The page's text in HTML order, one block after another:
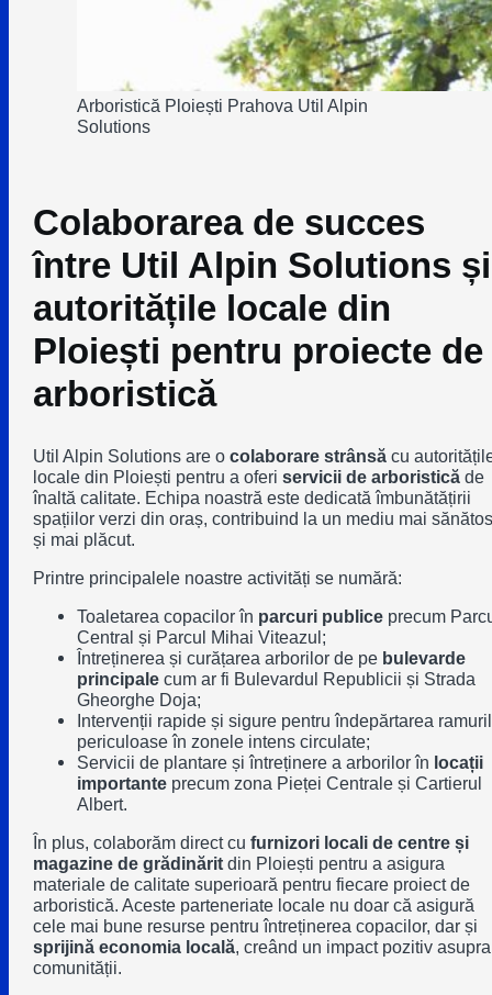
Arboristică Ploiești Prahova Util Alpin
Solutions
Colaborarea de succes
între Util Alpin Solutions și
autoritățile locale din
Ploiești pentru proiecte de
arboristică
Util Alpin Solutions are o colaborare strânsăcu
locale din Ploiești pentru a oferi servicii de arboristicăde
înaltă calitate. Echipa noastră este dedicată îmbunătățirii
spațiilor verzi din oraș, contribuind la un mediu mai sănătos
și mai plăcut.
Printre principalele noastre activități se numără:
Toaletarea copacilor în parcuri publiceprecum
Central și Parcul Mihai Viteazul;
Întreținerea și curățarea arborilor de pe bulevarde
principalecum ar fi Bulevardul Republicii și Strada
Gheorghe Doja;
Intervenții rapide și sigure pentru îndepărtarea
periculoase în zonele intens circulate;
Servicii de plantare și întreținere a arborilor în locații
importanteprecum zona Pieței Centraleși Cartierul
Albert.
În plus, colaborăm direct cu furnizori locali de centre și
magazine de grădinăritdin Ploiești pentru a asigura
materiale de calitate superioară pentru fiecare proiect de
arboristică. Aceste parteneriate locale nu doar că asigură
cele mai bune resurse pentru întreținerea copacilor, dar și
sprijină economia locală, creând un impact pozitiv asupra
comunității.